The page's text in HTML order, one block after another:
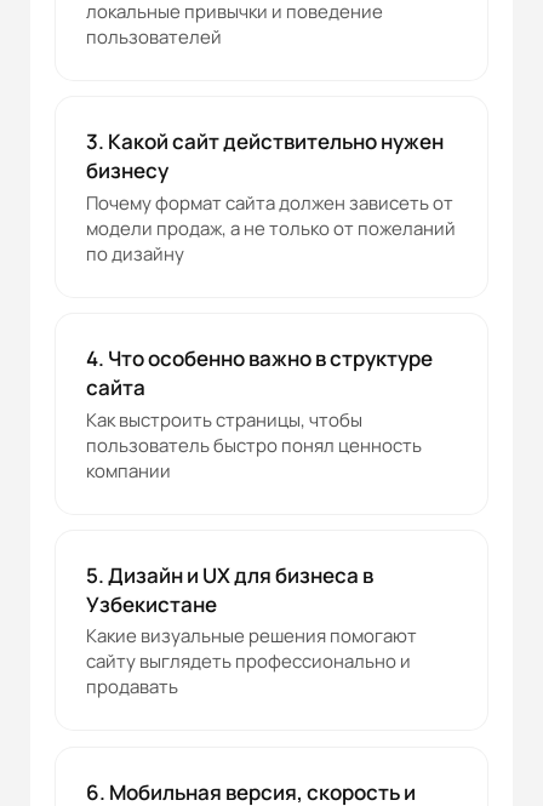
локальные привычки и поведение
пользователей
3. Какой сайт действительно нужен
бизнесу
Почему формат сайта должен зависеть от
модели продаж, а не только от пожеланий
по дизайну
4. Что особенно важно в структуре
сайта
Как выстроить страницы, чтобы
пользователь быстро понял ценность
компании
5. Дизайн и UX для бизнеса в
Узбекистане
Какие визуальные решения помогают
сайту выглядеть профессионально и
продавать
6. Мобильная версия, скорость и